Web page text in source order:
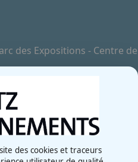
des Expositions - Centre de
des cookies et traceurs